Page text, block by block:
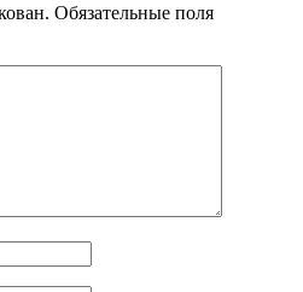
Обязательные поля